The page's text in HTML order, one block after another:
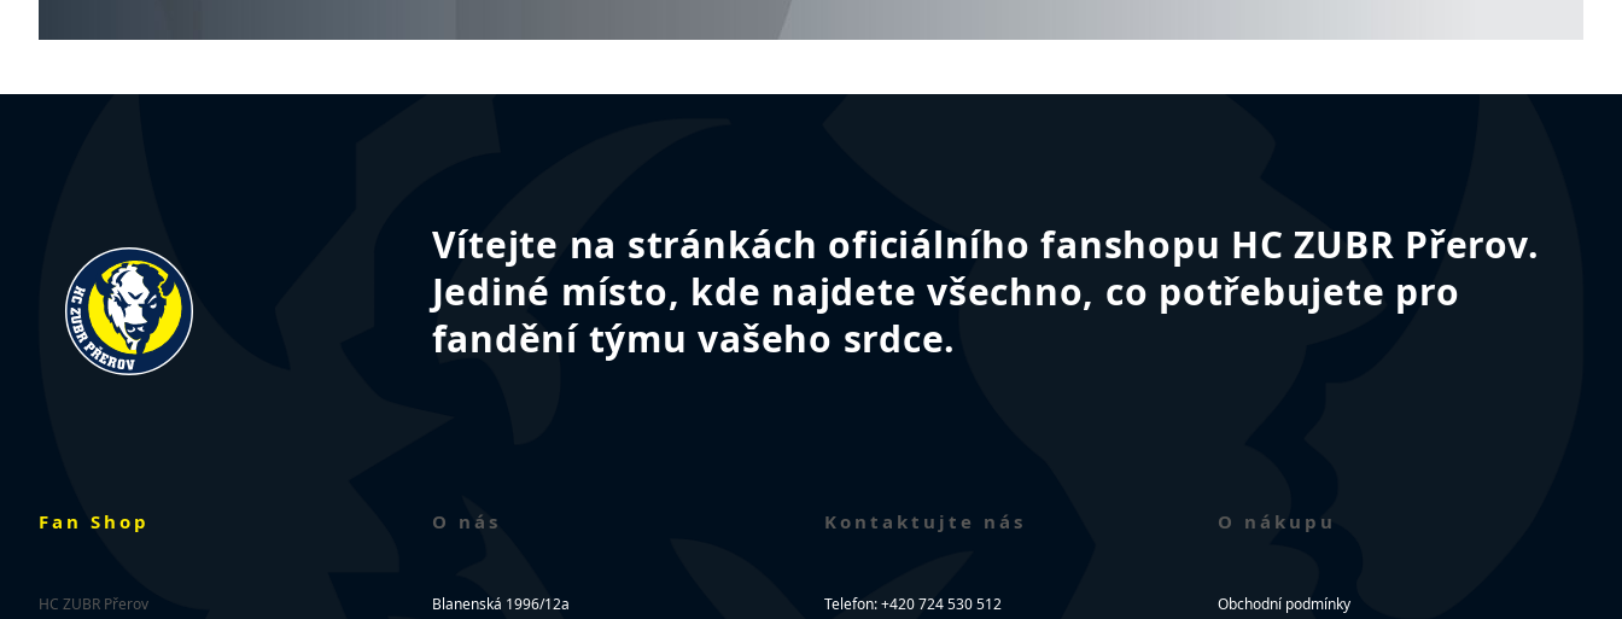
Vítejte na stránkách oficiálního fanshopu HC ZUBR Přerov.
Jediné místo, kde najdete všechno, co potřebujete pro
fandění týmu vašeho srdce.
Fan Shop
HC ZUBR Přerov
O nás
Blanenská 1996/12a
Kontaktujte nás
Telefon: +420 724 530 512
O nákupu
Obchodní podmínky